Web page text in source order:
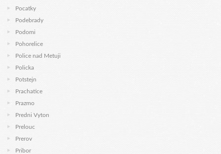
Pocatky
Podebrady
Podomi
Pohorelice
Police nad Metuji
Policka
Potstejn
Prachatice
Prazmo
Predni Vyton
Prelouc
Prerov
Pribor